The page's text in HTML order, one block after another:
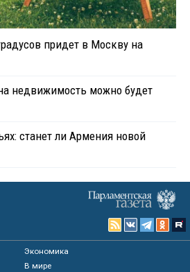
придет в Москву на
недвижимость можно будет
станет ли Армения новой
Экономика
В мире